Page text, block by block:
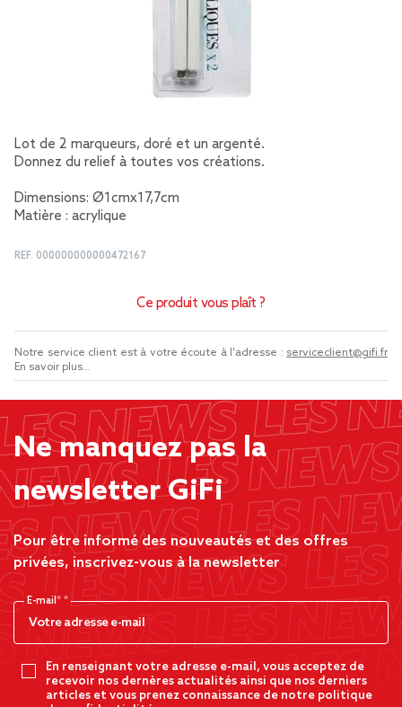
Lot de 2 marqueurs, doré et un argenté.
Donnez du relief à toutes vos créations.
Dimensions: Ø1cmx17,7cm
Matière : acrylique
REF. 000000000000472167
Ce produit vous plaît ?
Notre service client est à votre écoute à l'adresse : serviceclient@gifi.fr
En savoir plus...
Ne manquez pas la
newsletter GiFi
Pour être informé des nouveautés et des offres
privées, inscrivez-vous à la newsletter
E-mail*
En renseignant votre adresse e-mail, vous acceptez de
recevoir nos dernères actualités ainsi que nos derniers
articles et vous prenez connaissance de notre politique